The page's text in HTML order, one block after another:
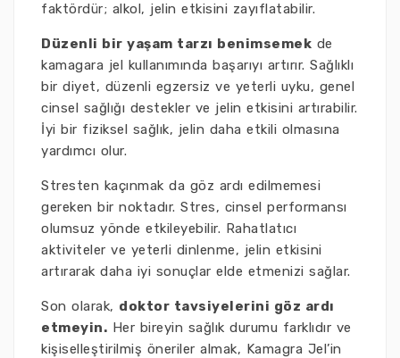
faktördür; alkol, jelin etkisini zayıflatabilir.
Düzenli bir yaşam tarzı benimsemek de
kamagara jel kullanımında başarıyı artırır. Sağlıklı
bir diyet, düzenli egzersiz ve yeterli uyku, genel
cinsel sağlığı destekler ve jelin etkisini artırabilir.
İyi bir fiziksel sağlık, jelin daha etkili olmasına
yardımcı olur.
Stresten kaçınmak da göz ardı edilmemesi
gereken bir noktadır. Stres, cinsel performansı
olumsuz yönde etkileyebilir. Rahatlatıcı
aktiviteler ve yeterli dinlenme, jelin etkisini
artırarak daha iyi sonuçlar elde etmenizi sağlar.
Son olarak, doktor tavsiyelerini göz ardı
etmeyin. Her bireyin sağlık durumu farklıdır ve
kişiselleştirilmiş öneriler almak, Kamagra Jel’in